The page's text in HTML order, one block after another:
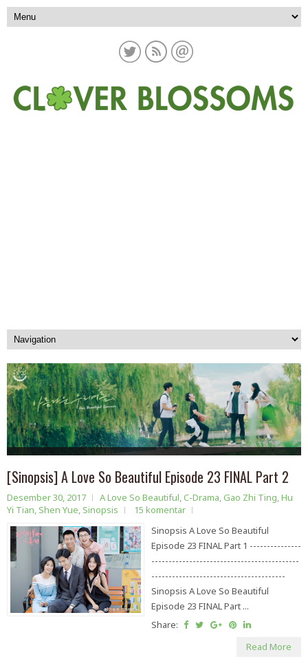
[Sinopsis] A Love So Beautiful Episode 23 FINAL Part 2
Desember 30, 2017 A Love So Beautiful,C-Drama,Gao Zhi Ting,Hu
Yi Tian, Shen Yue, Sinopsis
15 komentar
Sinopsis A Love So Beautiful
Episode 23 FINAL Part 1 ---------------
-------------------------------------------
---------------------------------------
Sinopsis A Love So Beautiful
Episode 23 FINAL Part ...
Share:
Read More